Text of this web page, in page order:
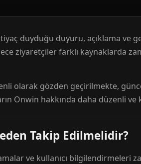
duyduğu duyuru, açıklama
ziyaretçiler farklı kaynaklarda
olarak gözden geçirilmekte,
Onwin hakkında daha düzenli
Takip Edilmelidir?
ve kullanıcı bilgilendirmeleri